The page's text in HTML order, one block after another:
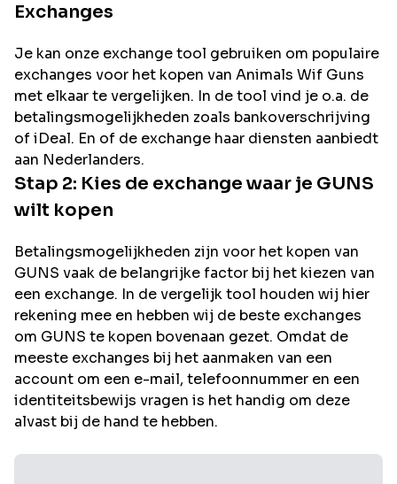
Exchanges
Je kan onze exchange tool gebruiken om populaire
exchanges voor het kopen van Animals Wif Guns
met elkaar te vergelijken. In de tool vind je o.a. de
betalingsmogelijkheden zoals bankoverschrijving
of iDeal. En of de exchange haar diensten aanbiedt
aan Nederlanders.
Stap 2: Kies de exchange waar je GUNS
wilt kopen
Betalingsmogelijkheden zijn voor het kopen van
GUNS vaak de belangrijke factor bij het kiezen van
een exchange. In de vergelijk tool houden wij hier
rekening mee en hebben wij de beste exchanges
om GUNS te kopen bovenaan gezet. Omdat de
meeste exchanges bij het aanmaken van een
account om een e-mail, telefoonnummer en een
identiteitsbewijs vragen is het handig om deze
alvast bij de hand te hebben.